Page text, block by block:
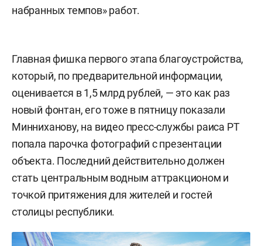
набранных темпов» работ.
Главная фишка первого этапа благоустройства,
который, по предварительной информации,
оценивается в 1,5 млрд рублей, — это как раз
новый фонтан, его тоже в пятницу показали
Минниханову, на видео пресс-службы раиса РТ
попала парочка фотографий с презентации
объекта. Последний действительно должен
стать центральным водным аттракционом и
точкой притяжения для жителей и гостей
столицы республики.